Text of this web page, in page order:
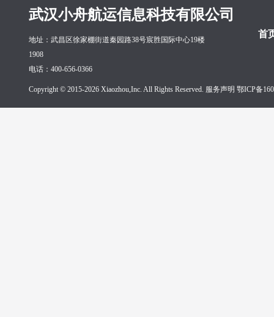
武汉小舟航运信息科技有限公司
首
地址：武昌区徐家棚街道秦园路38号宸胜国际中心19楼
1908
电话：400-656-0366
Copyright © 2015-2026 Xiaozhou,Inc. All Rights Reserved. 服务声明 鄂ICP备